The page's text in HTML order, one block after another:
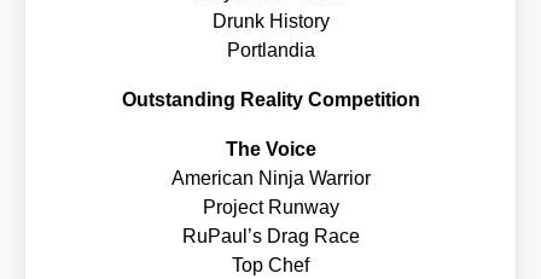
Drunk Histo­ry
Port­lan­dia
Out­stan­ding Rea­li­ty Com­pe­ti­ti­on
The Voice
Ame­ri­can Nin­ja War­ri­or
Pro­ject Run­way
RuPaul’s Drag Race
Top Chef